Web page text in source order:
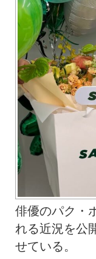
俳優のパク・
れる近況を公
せている。